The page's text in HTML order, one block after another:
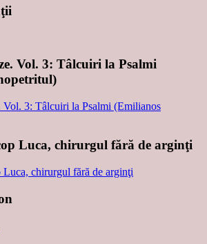
Vol. 3: Tâlcuiri la Psalmi
Luca, chirurgul fără de arginţi